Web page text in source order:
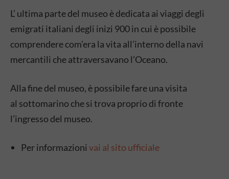
L’ ultima parte del museo è dedicata ai viaggi degli
emigrati italiani degli inizi 900 in cui è possibile
comprendere com’era la vita all’interno della navi
mercantili che attraversavano l’Oceano.
Alla fine del museo, è possibile fare una visita
al sottomarino che si trova proprio di fronte
l’ingresso del museo.
Per informazioni vai al sito ufficiale